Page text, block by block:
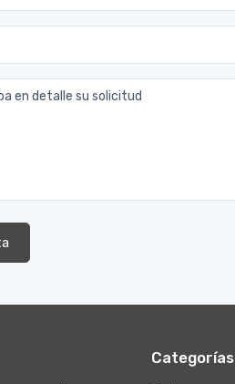
en detalle su solicitud
Categorías